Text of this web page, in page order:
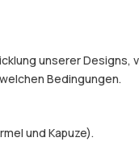
unserer
Bedingungen.
und Kapuze).